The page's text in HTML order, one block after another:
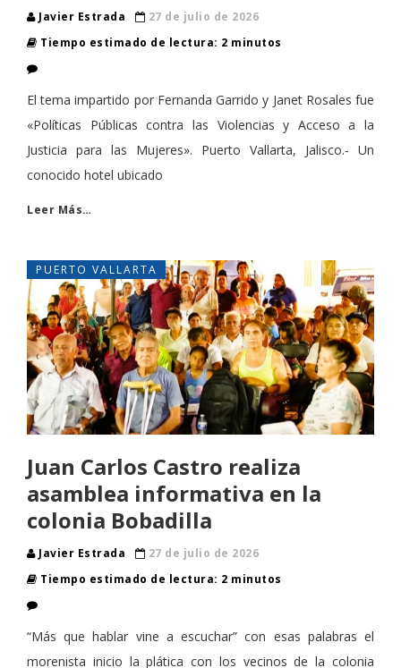
Javier Estrada
27 de julio de 2026
Tiempo estimado de lectura: 2 minutos
El tema impartido por Fernanda Garrido y Janet Rosales fue
«Políticas Públicas contra las Violencias y Acceso a la
Justicia para las Mujeres». Puerto Vallarta, Jalisco.- Un
conocido hotel ubicado
Leer Más…
PUERTO VALLARTA
Juan Carlos Castro realiza
asamblea informativa en la
colonia Bobadilla
Javier Estrada
27 de julio de 2026
Tiempo estimado de lectura: 2 minutos
“Más que hablar vine a escuchar” con esas palabras el
morenista inicio la plática con los vecinos de la colonia